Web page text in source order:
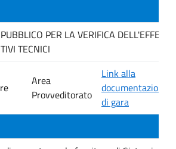
PER LA VERIFICA
TECNICI
Area
Provveditorato
Link alla
documentazione
di gara